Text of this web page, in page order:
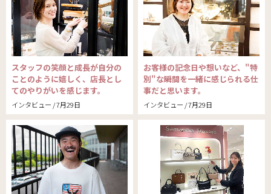
インタビュー / 7月29日
スタッフの笑顔と成長が自分の
ことのように嬉しく、店長とし
てのやりがいを感じます。
インタビュー / 7月29日
お客様の記念日や想いなど、"特
別"な瞬間を一緒に感じられる仕
事だと思います。